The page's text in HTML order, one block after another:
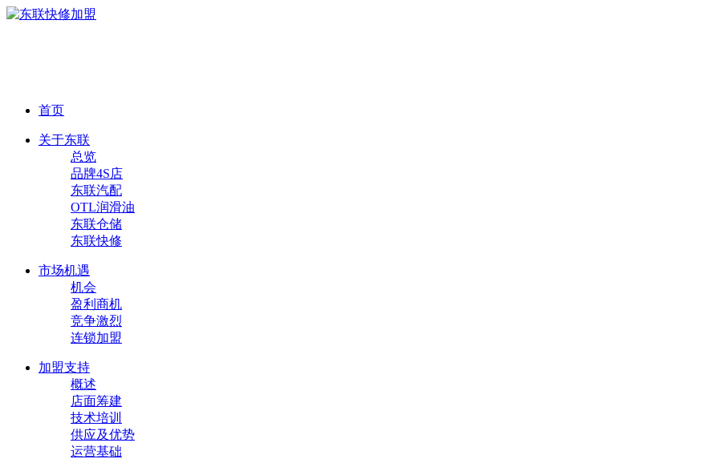
首页
关于东联
总览
品牌4S店
东联汽配
OTL润滑油
东联仓储
东联快修
市场机遇
机会
盈利商机
竞争激烈
连锁加盟
加盟支持
概述
店面筹建
技术培训
供应及优势
运营基础